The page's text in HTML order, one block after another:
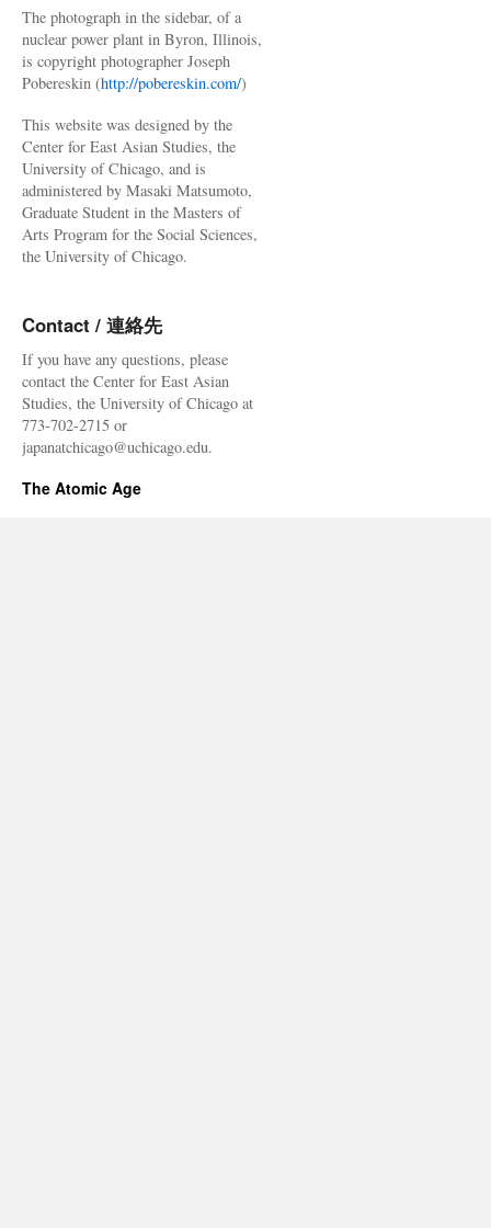
The photograph in the sidebar, of a
nuclear power plant in Byron, Illinois,
is copyright photographer Joseph
Pobereskin (http://pobereskin.com/)
This website was designed by the
Center for East Asian Studies, the
University of Chicago, and is
administered by Masaki Matsumoto,
Graduate Student in the Masters of
Arts Program for the Social Sciences,
the University of Chicago.
Contact / 連絡先
If you have any questions, please
contact the Center for East Asian
Studies, the University of Chicago at
773-702-2715 or
japanatchicago@uchicago.edu.
The Atomic Age